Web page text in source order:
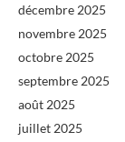
décembre 2025
novembre 2025
octobre 2025
septembre 2025
août 2025
juillet 2025